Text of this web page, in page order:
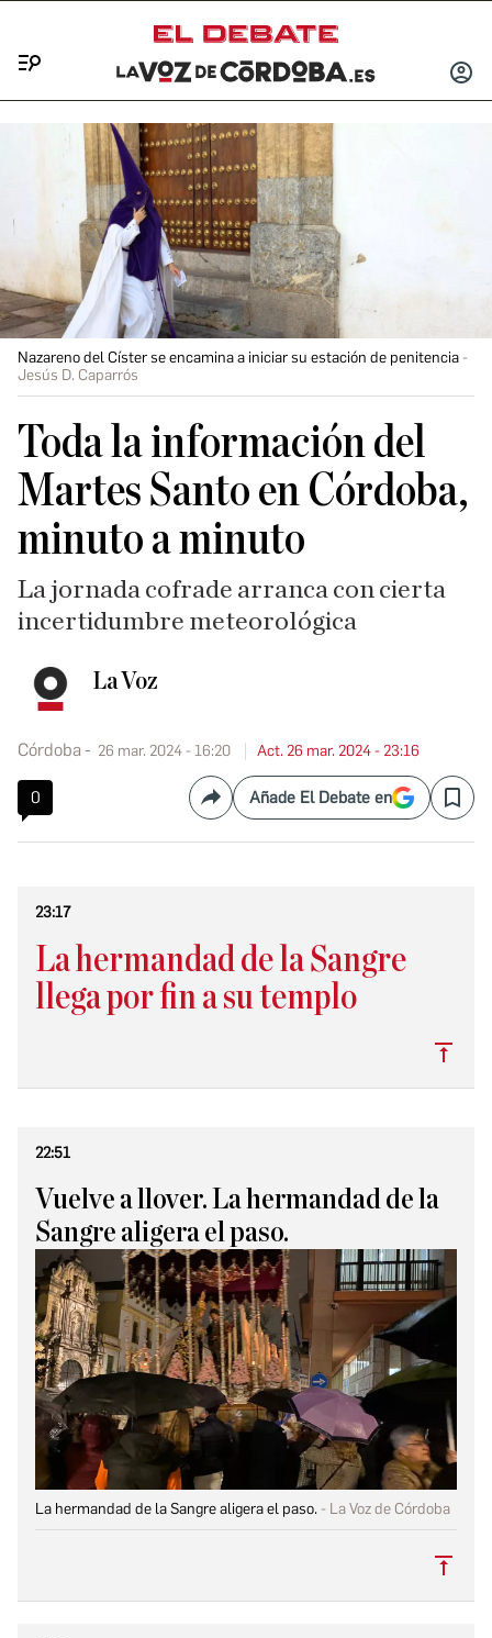
INICIAR
Nazareno del Císter se encamina a iniciar su estación de penitencia
Jesús D. Caparrós
Toda la información del
Martes Santo en Córdoba,
minuto a minuto
La jornada cofrade arranca con cierta
incertidumbre meteorológica
La Voz
Córdoba 26 mar. 2024 - 16:20 Act. 26 mar. 2024 - 23:16
0 CompartirAñade El Debate en Save
23:17
La hermandad de la Sangre
llega por fin a su templo
22:51
Vuelve a llover. La hermandad de la
Sangre aligera el paso.
La hermandad de la Sangre aligera el paso. La Voz de Córdoba